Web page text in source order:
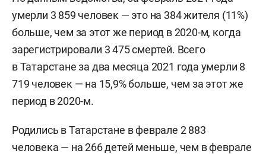
умерли 3 859 человек — это на 384 жителя (11%)
больше, чем за этот же период в 2020-м, когда
зарегистрировали 3 475 смертей. Всего
в Татарстане за два месяца 2021 года умерли 8
719 человек — на 15,9% больше, чем за этот же
период в 2020-м.
Родились в Татарстане в феврале 2 883
человека — на 266 детей меньше, чем в феврале